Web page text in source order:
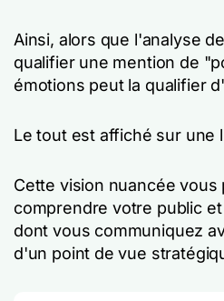
Ainsi, alors que l'analyse
qualifier une mention de
émotions peut la qualifier
Le tout est affiché sur une
Cette vision nuancée vous
comprendre votre public
dont vous communiquez
d'un point de vue